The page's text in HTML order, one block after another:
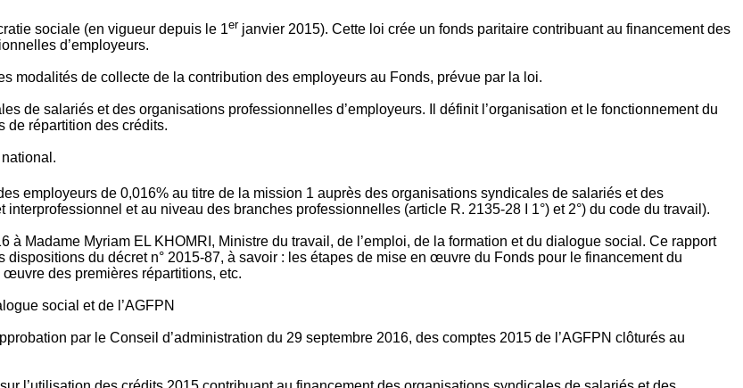
sociale (en vigueur depuis le 1er janvier 2015). Cette loi crée un fonds paritaire contribuant au financement des
d’employeurs.
modalités de collecte de la contribution des employeurs au Fonds, prévue par la loi.
de salariés et des organisations professionnelles d’employeurs. Il définit l’organisation et le fonctionnement du
de répartition des crédits.
employeurs de 0,016% au titre de la mission 1 auprès des organisations syndicales de salariés et des
et au niveau des branches professionnelles (article R. 2135‐28 I 1°) et 2°) du code du travail).
Madame Myriam EL KHOMRI, Ministre du travail, de l’emploi, de la formation et du dialogue social. Ce rapport
du décret n° 2015-87, à savoir : les étapes de mise en œuvre du Fonds pour le financement du
des premières répartitions, etc.
social et de l’AGFPN
par le Conseil d’administration du 29 septembre 2016, des comptes 2015 de l’AGFPN clôturés au